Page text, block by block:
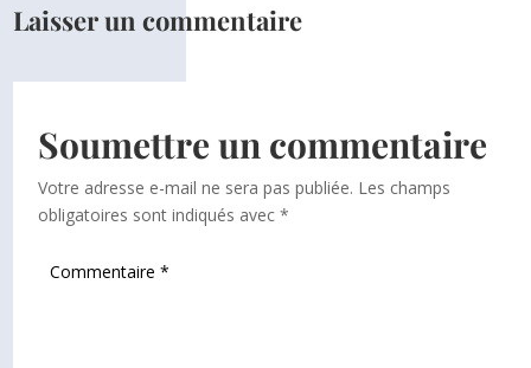
Laisser un commentaire
Soumettre un commentaire
Votre adresse e-mail ne sera pas publiée. Les champs
obligatoires sont indiqués avec*